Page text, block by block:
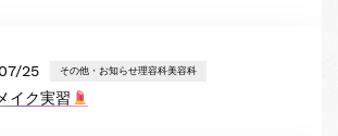
25 その他・お知らせ理容科美容科
イク実習